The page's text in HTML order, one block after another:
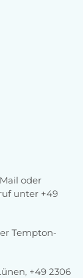
oder
unter +49
Tempton-
+49 2306